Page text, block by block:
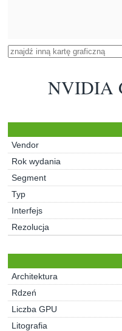
NVIDIA
Vendor
Rok wydania
Segment
Typ
Interfejs
Rezolucja
Architektura
Rdzeń
Liczba GPU
Litografia